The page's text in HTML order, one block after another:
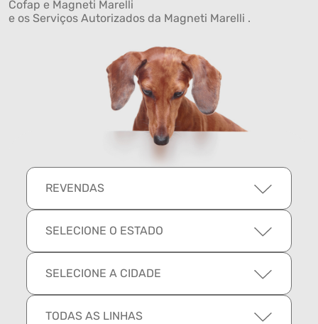
Cofap e Magneti Marelli
e os Serviços Autorizados da Magneti Marelli .
REVENDAS
SELECIONE O ESTADO
SELECIONE A CIDADE
TODAS AS LINHAS